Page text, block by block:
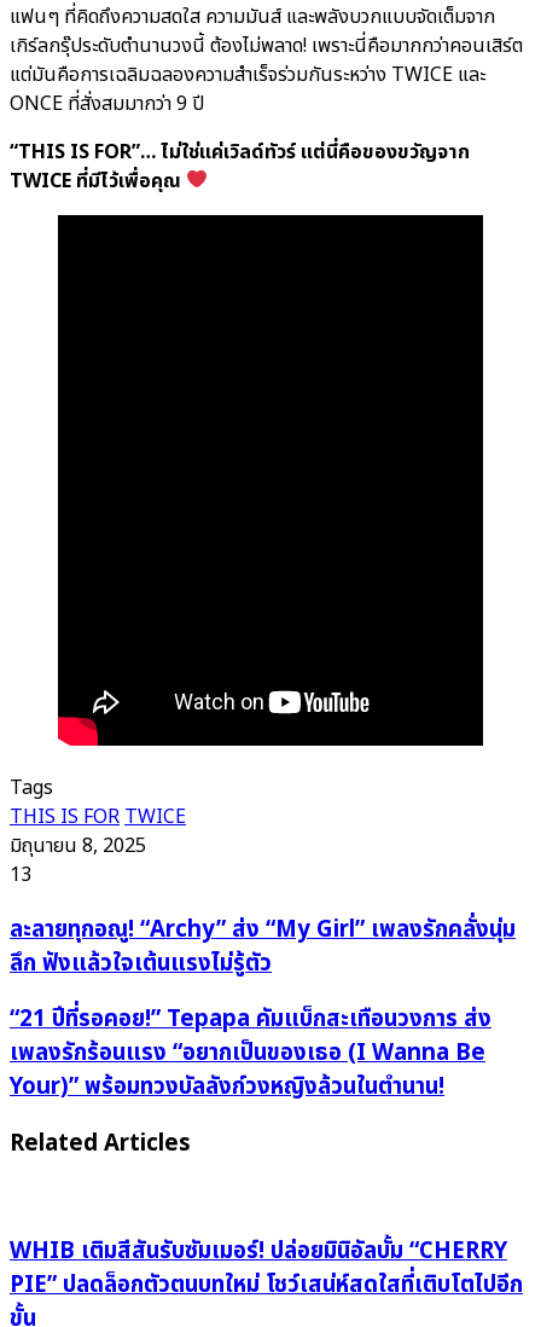
แฟนๆ ที่คิดถึงความสดใส ความมันส์ และพลังบวกแบบจัดเต็มจาก
เกิร์ลกรุ๊ประดับตำนานวงนี้ ต้องไม่พลาด! เพราะนี่คือมากกว่าคอนเสิร์ต
แต่มันคือการเฉลิมฉลองความสำเร็จร่วมกันระหว่าง TWICE และ
ONCE ที่สั่งสมมากว่า 9 ปี
“THIS IS FOR”… ไม่ใช่แค่เวิลด์ทัวร์ แต่นี่คือของขวัญจาก
TWICE ที่มีไว้เพื่อคุณ
Tags
THIS IS FORTWICE
มิถุนายน 8, 2025
13
ละลาย
ทุก
“Archy”
ส่ง
“My
Girl”
เพลง
รัก
ลึก
ฟัง
แล้ว
ละลายทุกอณู! “Archy” ส่ง “My Girl” เพลงรักคลั่งนุ่ม
ลึก ฟังแล้วใจเต้นแรงไม่รู้ตัว
“21
ปี
ที่
รอ
คอย!”
Tepapa
สะเทือน
วงการ
ส่ง
“21 ปีที่รอคอย!” Tepapa คัมแบ็กสะเทือนวงการ ส่ง
เพลงรักร้อนแรง “อยากเป็นของเธอ (I Wanna Be
Your)” พร้อมทวงบัลลังก์วงหญิงล้วนในตำนาน!
Related Articles
WHIB เติมสีสันรับซัมเมอร์! ปล่อยมินิอัลบั้ม “CHERRY
PIE” ปลดล็อกตัวตนบทใหม่ โชว์เสน่ห์สดใสที่เติบโตไปอีก
ขั้น